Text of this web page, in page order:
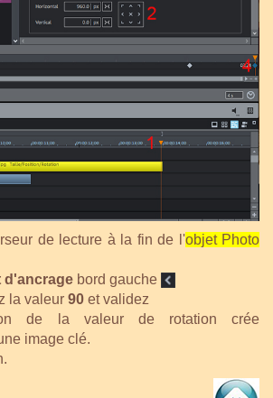
de lecture à la fin de l'objet Photo
d'ancrage bord gauche
la valeur 90 et validez
de la valeur de rotation crée
image clé.